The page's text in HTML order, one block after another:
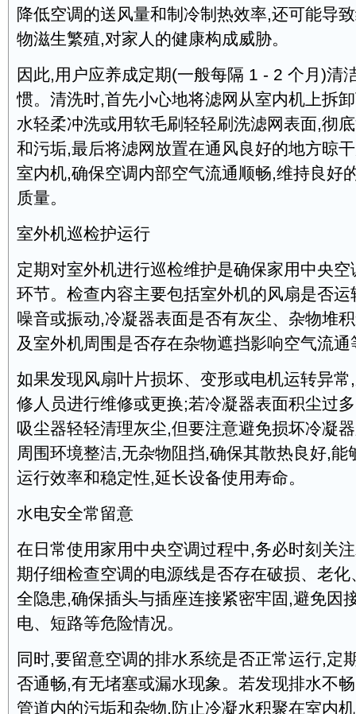
降低空调的送风量和制冷制热效率,还可能导
物滋生繁殖,对家人的健康构成威胁。
因此,用户应养成定期(一般每隔 1 - 2 个月)清
惯。清洗时,首先小心地将滤网从室内机上拆
水轻柔冲洗或用软毛刷轻轻刷洗滤网表面,彻
和污垢,最后将滤网放置在通风良好的地方晾
室内机,确保空调内部空气流通顺畅,维持良好
质量。
室外机巡检护运行
定期对室外机进行巡检维护是确保家用中央
环节。检查内容主要包括室外机的风扇是否
噪音或振动,冷凝器表面是否有灰尘、杂物堆
及室外机周围是否存在杂物遮挡影响空气流通
如果发现风扇叶片损坏、变形或电机运转异
修人员进行维修或更换;若冷凝器表面积尘过
吸尘器轻轻清理灰尘,但要注意避免损坏冷凝
周围环境整洁,无杂物阻挡,确保其散热良好,能
运行效率和稳定性,延长设备使用寿命。
水电安全常留意
在日常使用家用中央空调过程中,务必时刻关
期仔细检查空调的电源线是否存在破损、老
全隐患,确保插头与插座连接紧密牢固,避免因
电、短路等危险情况。
同时,要留意空调的排水系统是否正常运行,定
否通畅,有无堵塞或漏水现象。若发现排水不
管道内的污垢和杂物,防止冷凝水积聚在室内